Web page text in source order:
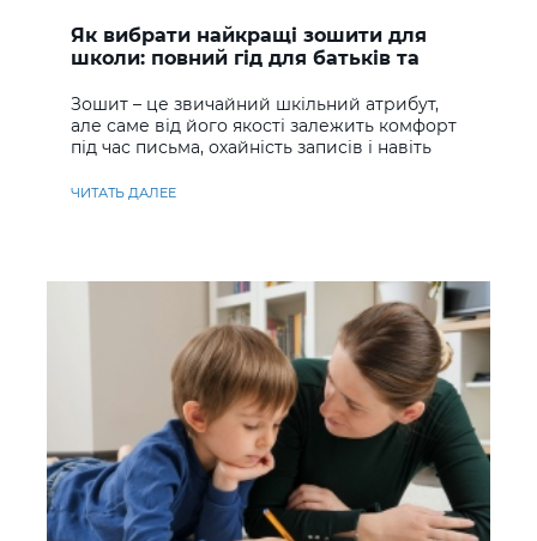
Як вибрати найкращі зошити для
школи: повний гід для батьків та
Зошит – це звичайний шкільний атрибут,
але саме від його якості залежить комфорт
під час письма, охайність записів і навіть
ЧИТАТЬ ДАЛЕЕ